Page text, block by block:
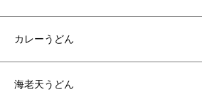
カレーうどん
海老天うどん